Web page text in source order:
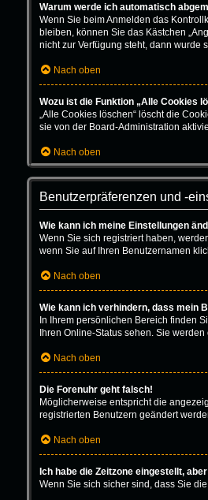
Warum werde ich automatisch
Wenn Sie beim Anmelden das
bleiben, können Sie das Kästchen
nicht zur Verfügung steht, dann wurde
Nach oben
Wozu ist die Funktion „Alle Cookies
„Alle Cookies löschen“ löscht die
sie von der Board-Administration
Nach oben
Benutzerpräferenzen und -
Wie kann ich meine Einstellungen
Wenn Sie sich registriert haben,
wenn Sie auf Ihren Benutzernamen
Nach oben
Wie kann ich verhindern, dass mein
In Ihrem persönlichen Bereich finden
Ihren Online-Status sehen. Sie
Nach oben
Die Forenuhr geht falsch!
Möglicherweise entspricht die
registrierten Benutzern geändert
Nach oben
Ich habe die Zeitzone eingestellt,
Wenn Sie sich sicher sind, dass Sie